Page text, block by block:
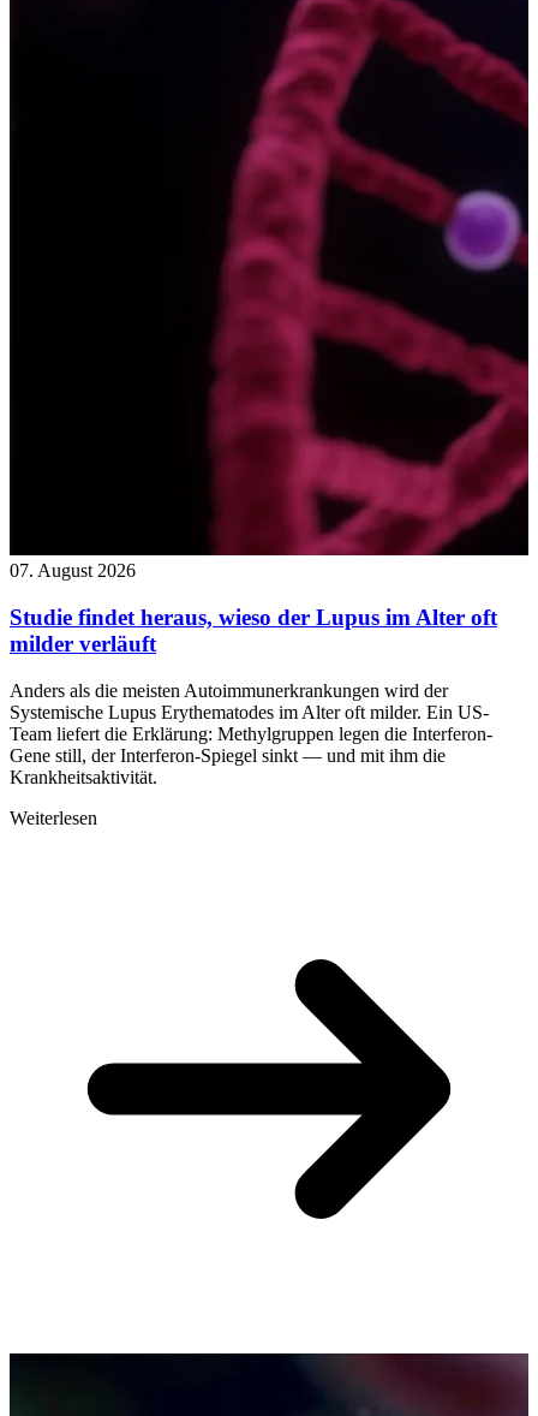
07. August 2026
Studie findet heraus, wieso der Lupus im Alter oft
milder verläuft
Anders als die meisten Autoimmunerkrankungen wird der
Systemische Lupus Erythematodes im Alter oft milder. Ein US-
Team liefert die Erklärung: Methylgruppen legen die Interferon-
Gene still, der Interferon-Spiegel sinkt — und mit ihm die
Krankheitsaktivität.
Weiterlesen